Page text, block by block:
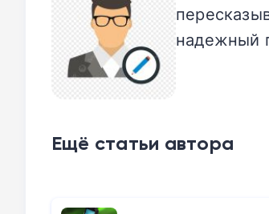
надежный
Ещё статьи автора